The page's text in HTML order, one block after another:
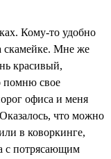
Кому-то удобно
скамейке. Мне же
красивый,
помню свое
офиса и меня
что можно
в коворкинге,
с потрясающим